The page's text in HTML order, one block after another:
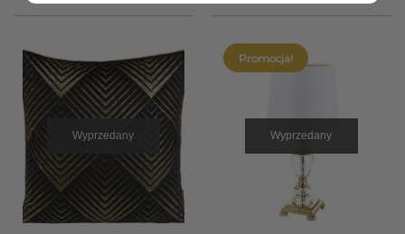
141,00 zł
do
Wyprzedany
Promocja!
Wyprzedany